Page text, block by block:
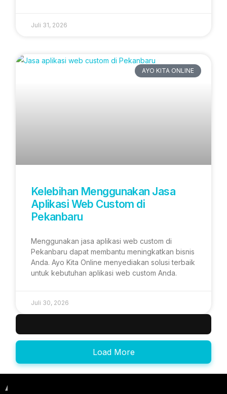
Juli 31, 2026
AYO KITA ONLINE
Kelebihan Menggunakan Jasa
Aplikasi Web Custom di
Pekanbaru
Menggunakan jasa aplikasi web custom di
Pekanbaru dapat membantu meningkatkan bisnis
Anda. Ayo Kita Online menyediakan solusi terbaik
untuk kebutuhan aplikasi web custom Anda.
Juli 30, 2026
Load More